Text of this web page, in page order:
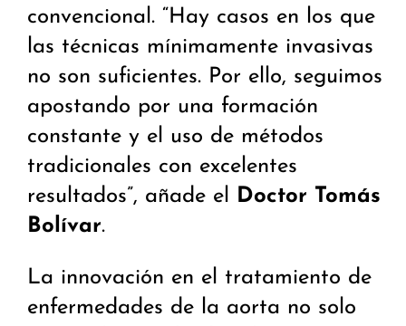
convencional. “Hay casos en los que
las técnicas mínimamente invasivas
no son suficientes. Por ello, seguimos
apostando por una formación
constante y el uso de métodos
tradicionales con excelentes
resultados”, añade el Doctor Tomás
Bolívar.
La innovación en el tratamiento de
enfermedades de la aorta no solo